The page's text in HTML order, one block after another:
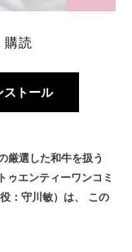
購読
ストール
厳選した和牛を扱う
ゥエンティーワンコミ
：守川敏）は、 この